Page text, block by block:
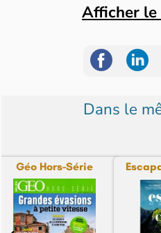
Afficher
Dans le
Géo Hors-Série